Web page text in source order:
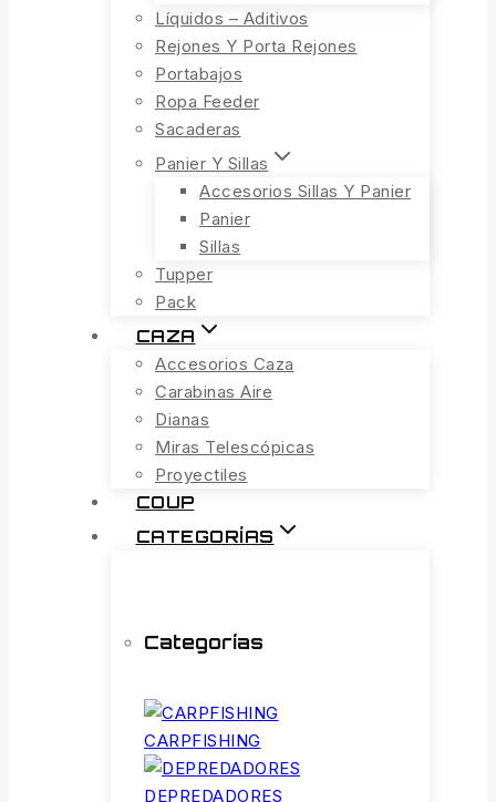
Líquidos – Aditivos
Rejones Y Porta Rejones
Portabajos
Ropa Feeder
Sacaderas
Panier Y Sillas
Accesorios Sillas Y Panier
Panier
Sillas
Tupper
Pack
CAZA
Accesorios Caza
Carabinas Aire
Dianas
Miras Telescópicas
Proyectiles
COUP
CATEGORÍAS
Categorías
CARPFISHING
DEPREDADORES